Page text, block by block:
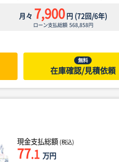
月々 7,900円 (72回/6年)
ローン支払総額 568,858円
無料
在庫確認/見積依頼
現金支払総額 (税込)
77.1 万円